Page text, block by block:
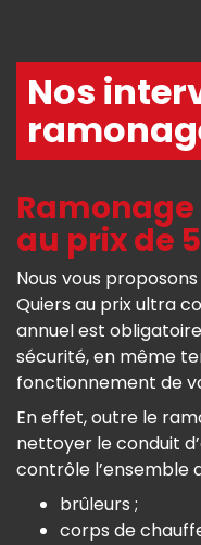
Nos
au prix de
Nous vous
Quiers au prix ultra
annuel est
sécurité, en même
fonctionnement de
En effet, outre le
nettoyer le conduit
contrôle l’ensemble
brûleurs ;
corps de